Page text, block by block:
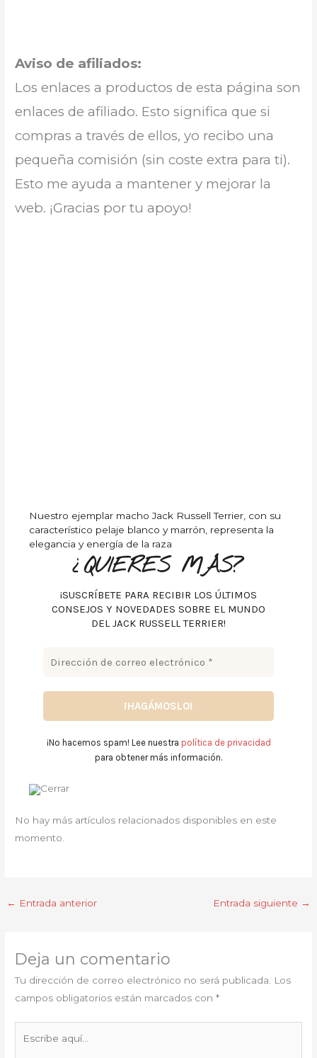
Aviso de afiliados:
Los enlaces a productos de esta página son
enlaces de afiliado. Esto significa que si
compras a través de ellos, yo recibo una
pequeña comisión (sin coste extra para ti).
Esto me ayuda a mantener y mejorar la
web. ¡Gracias por tu apoyo!
Nuestro ejemplar macho Jack Russell Terrier, con su
característico pelaje blanco y marrón, representa la
elegancia y energía de la raza
¿QUIERES MÁS?
¡SUSCRÍBETE PARA RECIBIR LOS ÚLTIMOS
CONSEJOS Y NOVEDADES SOBRE EL MUNDO
DEL JACK RUSSELL TERRIER!
¡No hacemos spam! Lee nuestra política de privacidad
para obtener más información.
No hay más artículos relacionados disponibles en este
momento.
← Entrada anterior Entrada siguiente →
Deja un comentario
Tu dirección de correo electrónico no será publicada.
Los
campos obligatorios están marcados con*